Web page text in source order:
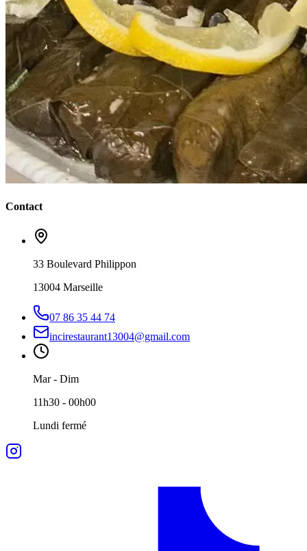
Contact
33 Boulevard Philippon
13004 Marseille
07 86 35 44 74
incirestaurant13004@gmail.com
Mar - Dim
11h30 - 00h00
Lundi fermé